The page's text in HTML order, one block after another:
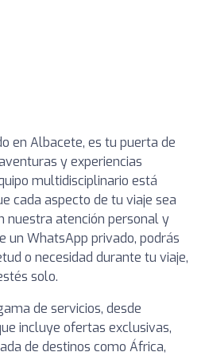
en Albacete, es tu puerta de
y experiencias
multidisciplinario está
cada aspecto de tu viaje sea
nuestra atención personal y
un WhatsApp privado, podrás
o necesidad durante tu viaje,
solo.
de servicios, desde
incluye ofertas exclusivas,
de destinos como África,